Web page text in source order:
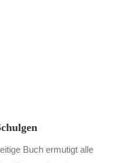
Buch ermutigt alle